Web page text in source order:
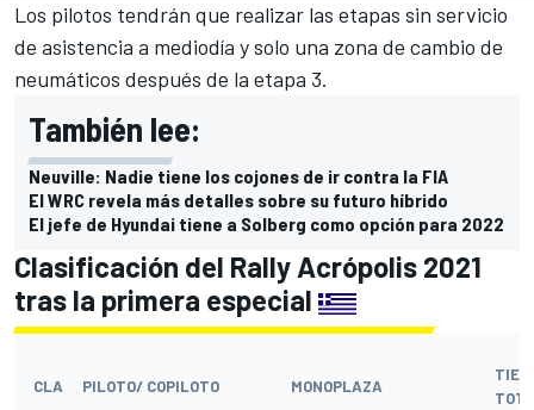
Los pilotos tendrán que realizar las etapas sin servicio
de asistencia a mediodía y solo una zona de cambio de
neumáticos después de la etapa 3.
También lee:
Neuville: Nadie tiene los cojones de ir contra la FIA
El WRC revela más detalles sobre su futuro híbrido
El jefe de Hyundai tiene a Solberg como opción para 2022
Clasificación del Rally Acrópolis 2021
tras la primera especial
CLA PILOTO/ COPILOTO MONOPLAZA